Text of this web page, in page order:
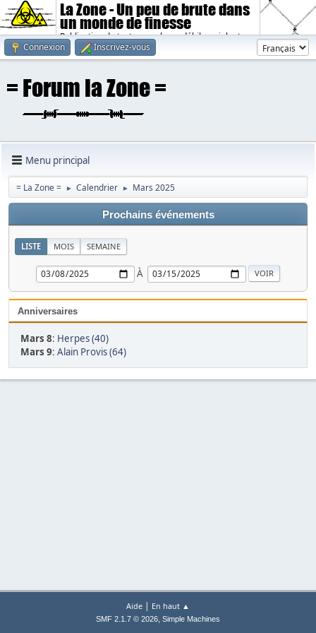
La Zone - Un peu de brute dans
un monde de finesse
Publication de textes sombres, débiles, violents.
Connexion
Inscrivez-vous
Menu principal
= La Zone = ► Calendrier ► Mars 2025
Prochains événements
LISTE MOIS SEMAINE
À
Anniversaires
Mars 8: Herpes (40)
Mars 9: Alain Provis (64)
Aide | En haut ▲
SMF 2.1.7 © 2026, Simple Machines